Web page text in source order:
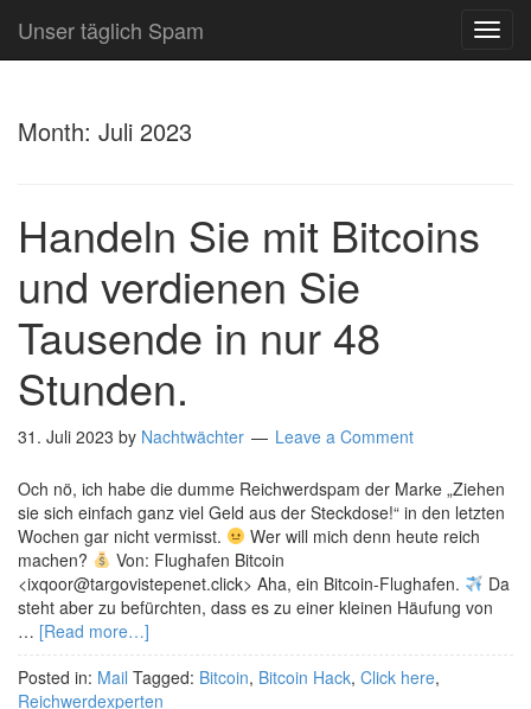
Unser täglich Spam
Month: Juli 2023
Handeln Sie mit Bitcoins
und verdienen Sie
Tausende in nur 48
Stunden.
31. Juli 2023 by Nachtwächter Leave a Comment
Och nö, ich habe die dumme Reichwerdspam der Marke „Ziehen
sie sich einfach ganz viel Geld aus der Steckdose!“ in den letzten
Wochen gar nicht vermisst.
Wer will mich denn heute reich
machen?
Von: Flughafen Bitcoin
<ixqoor@targovistepenet.click> Aha, ein Bitcoin-Flughafen.
Da
steht aber zu befürchten, dass es zu einer kleinen Häufung von
… [Read more…]
Posted in: Mail Tagged: Bitcoin, Bitcoin Hack, Click here,
Reichwerdexperten